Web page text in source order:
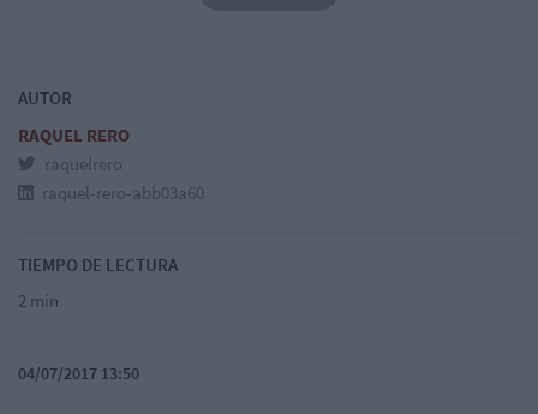
AUTOR
RAQUEL RERO
raquelrero
raquel-rero-abb03a60
TIEMPO DE LECTURA
2 min
04/07/2017 13:50